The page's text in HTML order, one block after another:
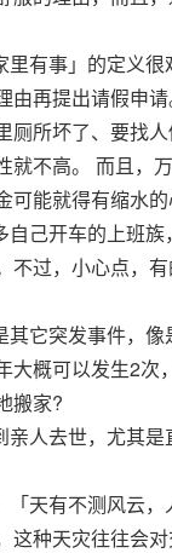
里有事」的定义
由再提出请假申
厕所坏了、要找
就不高。 而且，
可能就得有缩水的
自己开车的上班
不过，小心点，
其它突发事件，
大概可以发生2次
搬家?
亲人去世，尤其
「天有不测风云
这种天灾往往会